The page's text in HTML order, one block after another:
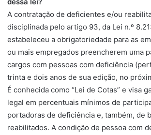
A contratação de deficientes e/ou
disciplinada pelo artigo 93, da Lei n.º
estabeleceu a obrigatoriedade para as
ou mais empregados preencherem uma
cargos com pessoas com deficiência
trinta e dois anos de sua edição, no
É conhecida como “Lei de Cotas” e visa
legal em percentuais mínimos de
portadoras de deficiência e, também, de
reabilitados. A condição de pessoa com